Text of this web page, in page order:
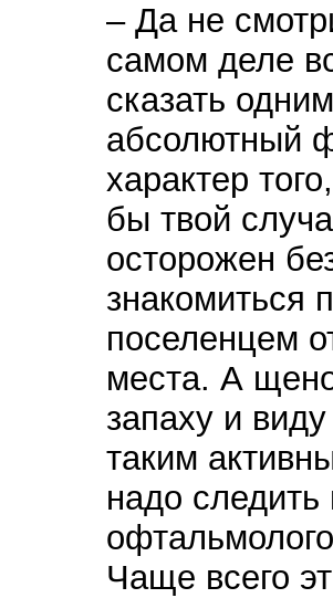
– Да не
самом деле
сказать
абсолютный
характер
бы твой
осторожен
знакомиться
поселенцем
места. А
запаху и
таким
надо
Чаще всего